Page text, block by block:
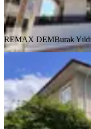
REMAX DEMBurak
Ara
REMAX DEMBurak
BALKONLU
3+1
3+1·